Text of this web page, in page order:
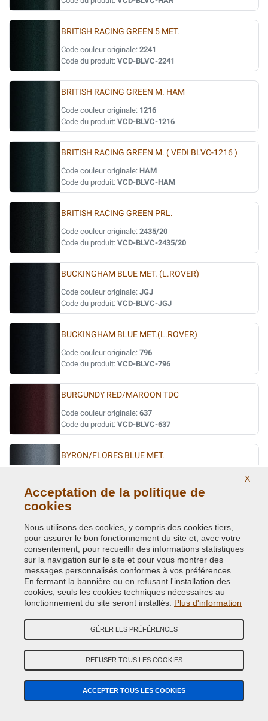
BRITISH RACING GREEN 5 MET.
Code couleur originale: 2241
Code du produit: VCD-BLVC-2241
BRITISH RACING GREEN M. HAM
Code couleur originale: 1216
Code du produit: VCD-BLVC-1216
BRITISH RACING GREEN M. ( VEDI BLVC-1216 )
Code couleur originale: HAM
Code du produit: VCD-BLVC-HAM
BRITISH RACING GREEN PRL.
Code couleur originale: 2435/20
Code du produit: VCD-BLVC-2435/20
BUCKINGHAM BLUE MET. (L.ROVER)
Code couleur originale: JGJ
Code du produit: VCD-BLVC-JGJ
BUCKINGHAM BLUE MET.(L.ROVER)
Code couleur originale: 796
Code du produit: VCD-BLVC-796
BURGUNDY RED/MAROON TDC
Code couleur originale: 637
Code du produit: VCD-BLVC-637
BYRON/FLORES BLUE MET.
408)
Code couleur originale:AUF
Code du produit:VCD-BLVC-AUF
CAIRNGORM BROWN MET. ( LAND ROVER ) AUF
Code couleur originale: 408
Code du produit:VCD-BLVC-408
CAIRNS BLUE MET. (L.ROVER)
Code couleur originale:JEU
Code du produit:VCD-BLVC-JEU
X
Acceptation de la politique de
cookies
Nous utilisons des cookies, y compris des cookies tiers,
pour assurer le bon fonctionnement du site et, avec votre
consentement, pour recueillir des informations statistiques
sur la navigation sur le site et pour vous montrer des
messages personnalisés conformes à vos préférences.
En fermant la bannière ou en refusant l'installation des
cookies, seuls les cookies techniques nécessaires au
fonctionnement du site seront installés. Plus d'information
GÉRER LES PRÉFÉRENCES
REFUSER TOUS LES COOKIES
ACCEPTER TOUS LES COOKIES